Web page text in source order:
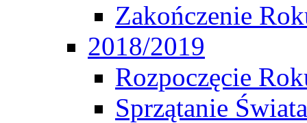
Zakończenie
2018/2019
Rozpoczęcie
Sprzątanie Świata